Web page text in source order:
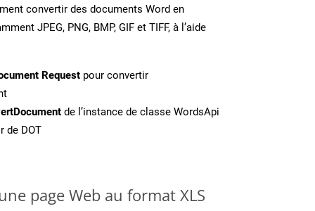
convertir des documents Word en
JPEG, PNG, BMP, GIF et TIFF, à l’aide
Request pour convertir
de l’instance de classe WordsApi
de DOT
page Web au format XLS